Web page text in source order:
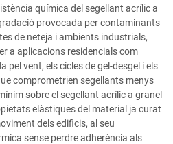
química del segellant acrílic a
provocada per contaminants
de neteja i ambients industrials,
a aplicacions residencials com
pel vent, els cicles de gel-desgel i els
comprometrien segellants menys
sobre el segellant acrílic a granel
elàstiques del material ja curat
dels edificis, al seu
sense perdre adherència als